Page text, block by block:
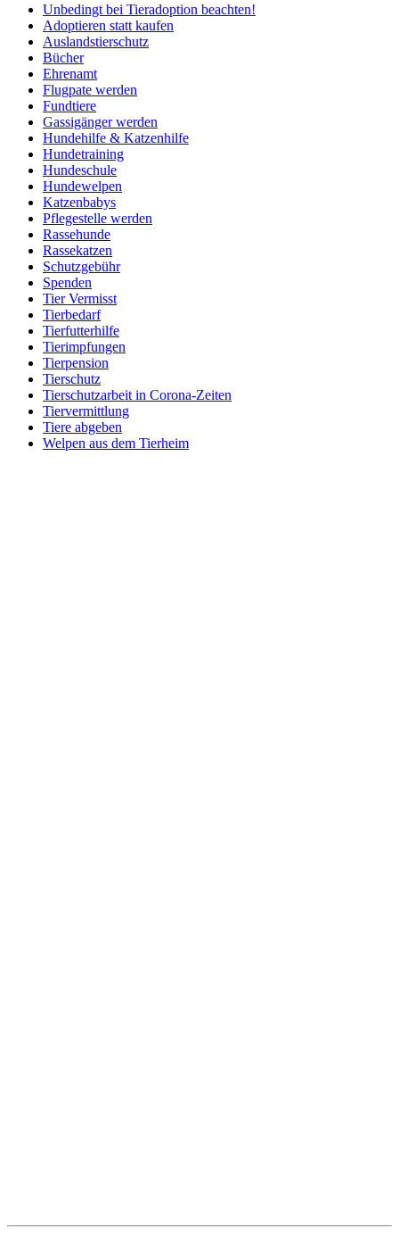
Unbedingt bei Tieradoption beachten!
Adoptieren statt kaufen
Auslandstierschutz
Bücher
Ehrenamt
Flugpate werden
Fundtiere
Gassigänger werden
Hundehilfe & Katzenhilfe
Hundetraining
Hundeschule
Hundewelpen
Katzenbabys
Pflegestelle werden
Rassehunde
Rassekatzen
Schutzgebühr
Spenden
Tier Vermisst
Tierbedarf
Tierfutterhilfe
Tierimpfungen
Tierpension
Tierschutz
Tierschutzarbeit in Corona-Zeiten
Tiervermittlung
Tiere abgeben
Welpen aus dem Tierheim